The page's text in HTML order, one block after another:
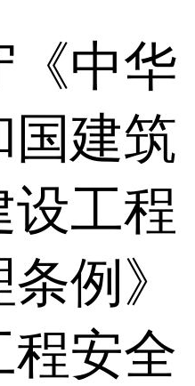
《中华
国建筑
设工程
例》
程安全